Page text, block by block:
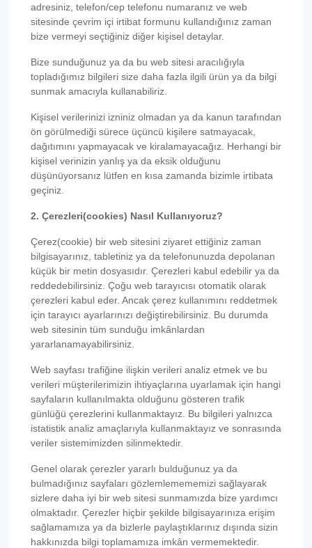
adresiniz, telefon/cep telefonu numaranız ve web
sitesinde çevrim içi irtibat formunu kullandığınız zaman
bize vermeyi seçtiğiniz diğer kişisel detaylar.
Bize sunduğunuz ya da bu web sitesi aracılığıyla
topladığımız bilgileri size daha fazla ilgili ürün ya da bilgi
sunmak amacıyla kullanabiliriz.
Kişisel verilerinizi izniniz olmadan ya da kanun tarafından
ön görülmediği sürece üçüncü kişilere satmayacak,
dağıtımını yapmayacak ve kiralamayacağız. Herhangi bir
kişisel verinizin yanlış ya da eksik olduğunu
düşünüyorsanız lütfen en kısa zamanda bizimle irtibata
geçiniz.
2. Çerezleri(cookies) Nasıl Kullanıyoruz?
Çerez(cookie) bir web sitesini ziyaret ettiğiniz zaman
bilgisayarınız, tabletiniz ya da telefonunuzda depolanan
küçük bir metin dosyasıdır. Çerezleri kabul edebilir ya da
reddedebilirsiniz. Çoğu web tarayıcısı otomatik olarak
çerezleri kabul eder. Ancak çerez kullanımını reddetmek
için tarayıcı ayarlarınızı değiştirebilirsiniz. Bu durumda
web sitesinin tüm sunduğu imkânlardan
yararlanamayabilirsiniz.
Web sayfası trafiğine ilişkin verileri analiz etmek ve bu
verileri müşterilerimizin ihtiyaçlarına uyarlamak için hangi
sayfaların kullanılmakta olduğunu gösteren trafik
günlüğü çerezlerini kullanmaktayız. Bu bilgileri yalnızca
istatistik analiz amaçlarıyla kullanmaktayız ve sonrasında
veriler sistemimizden silinmektedir.
Genel olarak çerezler yararlı bulduğunuz ya da
bulmadığınız sayfaları gözlemlemememizi sağlayarak
sizlere daha iyi bir web sitesi sunmamızda bize yardımcı
olmaktadır. Çerezler hiçbir şekilde bilgisayarınıza erişim
sağlamamıza ya da bizlerle paylaştıklarınız dışında sizin
hakkınızda bilgi toplamamıza imkân vermemektedir.